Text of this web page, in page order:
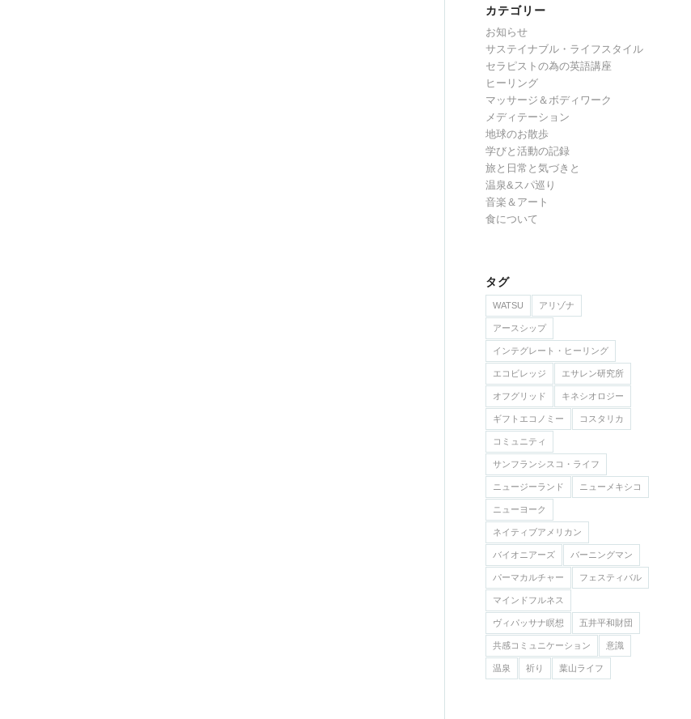
カテゴリー
お知らせ
サステイナブル・ライフスタイル
セラピストの為の英語講座
ヒーリング
マッサージ＆ボディワーク
メディテーション
地球のお散歩
学びと活動の記録
旅と日常と気づきと
温泉&スパ巡り
音楽＆アート
食について
タグ
WATSU アリゾナ
アースシップ
インテグレート・ヒーリング
エコビレッジ エサレン研究所
オフグリッド キネシオロジー
ギフトエコノミー コスタリカ
コミュニティ
サンフランシスコ・ライフ
ニュージーランド ニューメキシコ
ニューヨーク
ネイティブアメリカン
バイオニアーズ バーニングマン
パーマカルチャー フェスティバル
マインドフルネス
ヴィパッサナ瞑想 五井平和財団
共感コミュニケーション 意識
温泉 祈り 葉山ライフ